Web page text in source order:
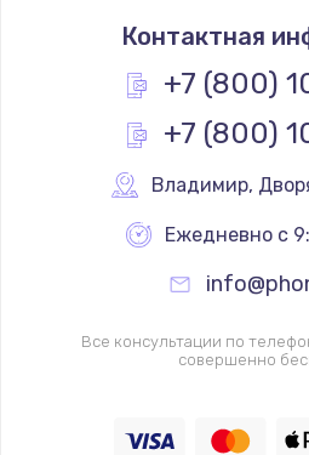
Замена
390 руб.
Замена
Замена
Контактная
+7 (800)
+7 (800)
Владимир,
Ежедневно с
Все консультации по
совершенно